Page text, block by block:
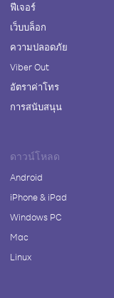
ฟีเจอร์
เว็บบล็อก
ความปลอดภัย
Viber Out
อัตราค่าโทร
การสนับสนุน
ดาวน์โหลด
Android
iPhone & iPad
Windows PC
Mac
Linux